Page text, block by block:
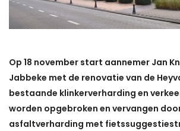
Op 18 november start aannemer Jan
Jabbeke met de renovatie van de
bestaande klinkerverharding en
worden opgebroken en vervangen
asfaltverharding met